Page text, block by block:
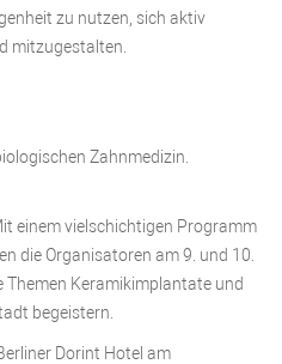
zu nutzen, sich aktiv
mitzugestalten.
Zahnmedizin.
einem vielschichtigen Programm
die Organisatoren am 9. und 10.
Themen Keramikimplantate und
begeistern.
Dorint Hotel am